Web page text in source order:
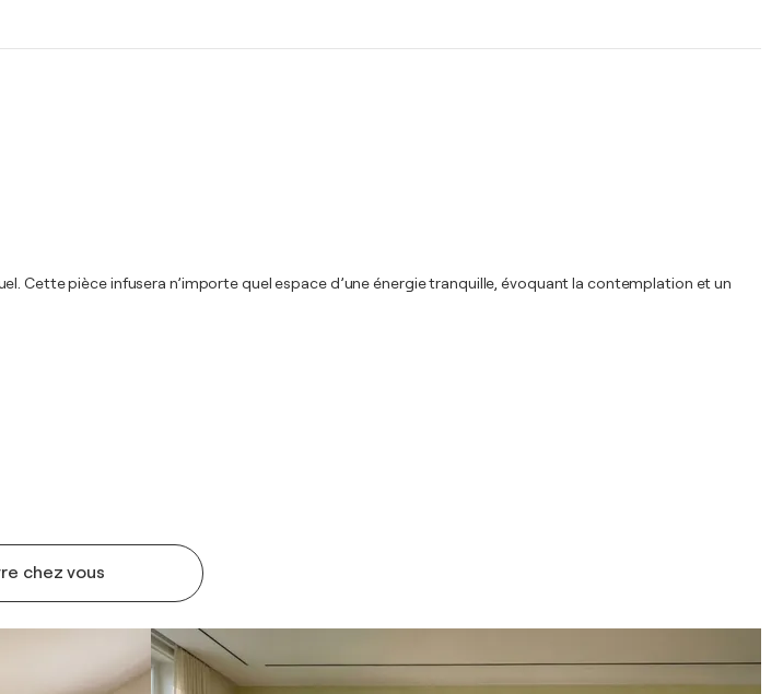
chez vous
Cette pièce infusera n’importe quel espace d’une énergie tranquille, évoquant la contemplation et un